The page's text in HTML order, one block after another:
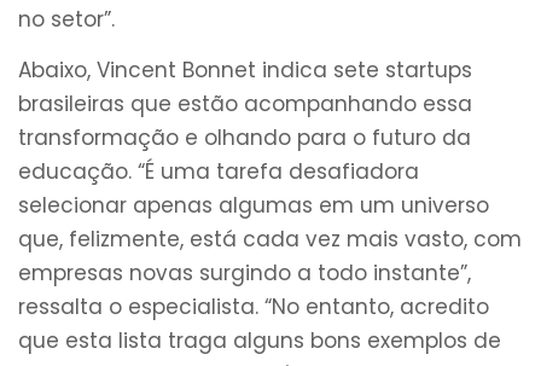
no setor”.
Abaixo, Vincent Bonnet indica sete startups
brasileiras que estão acompanhando essa
transformação e olhando para o futuro da
educação. “É uma tarefa desafiadora
selecionar apenas algumas em um universo
que, felizmente, está cada vez mais vasto, com
empresas novas surgindo a todo instante”,
ressalta o especialista. “No entanto, acredito
que esta lista traga alguns bons exemplos de